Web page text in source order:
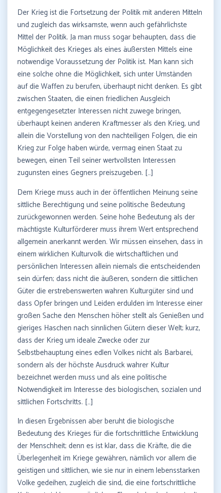
Der Krieg ist die Fortsetzung der Politik mit anderen Mitteln
und zugleich das wirksamste, wenn auch gefährlichste
Mittel der Politik. Ja man muss sogar behaupten, dass die
Möglichkeit des Krieges als eines äußersten Mittels eine
notwendige Voraussetzung der Politik ist. Man kann sich
eine solche ohne die Möglichkeit, sich unter Umständen
auf die Waffen zu berufen, überhaupt nicht denken. Es gibt
zwischen Staaten, die einen friedlichen Ausgleich
entgegengesetzter Interessen nicht zuwege bringen,
überhaupt keinen anderen Kraftmesser als den Krieg, und
allein die Vorstellung von den nachteiligen Folgen, die ein
Krieg zur Folge haben würde, vermag einen Staat zu
bewegen, einen Teil seiner wertvollsten Interessen
zugunsten eines Gegners preiszugeben. […]
Dem Kriege muss auch in der öffentlichen Meinung seine
sittliche Berechtigung und seine politische Bedeutung
zurückgewonnen werden. Seine hohe Bedeutung als der
mächtigste Kulturförderer muss ihrem Wert entsprechend
allgemein anerkannt werden. Wir müssen einsehen, dass in
einem wirklichen Kulturvolk die wirtschaftlichen und
persönlichen Interessen allein niemals die entscheidenden
sein dürfen; dass nicht die äußeren, sondern die sittlichen
Güter die erstrebenswerten wahren Kulturgüter sind und
dass Opfer bringen und Leiden erdulden im Interesse einer
großen Sache den Menschen höher stellt als Genießen und
gieriges Haschen nach sinnlichen Gütern dieser Welt; kurz,
dass der Krieg um ideale Zwecke oder zur
Selbstbehauptung eines edlen Volkes nicht als Barbarei,
sondern als der höchste Ausdruck wahrer Kultur
bezeichnet werden muss und als eine politische
Notwendigkeit im Interesse des biologischen, sozialen und
sittlichen Fortschritts. […]
In diesen Ergebnissen aber beruht die biologische
Bedeutung des Krieges für die fortschrittliche Entwicklung
der Menschheit; denn es ist klar, dass die Kräfte, die die
Überlegenheit im Kriege gewähren, nämlich vor allem die
geistigen und sittlichen, wie sie nur in einem lebensstarken
Volke gedeihen, zugleich die sind, die eine fortschrittliche